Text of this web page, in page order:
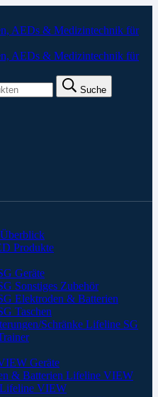
Suche
Produkte
Geräte
Sonstiges Zubehör
Elektroden & Batterien
Taschen
Schränke Lifeline SG
Geräte
& Batterien Lifeline VIEW
Lifeline VIEW